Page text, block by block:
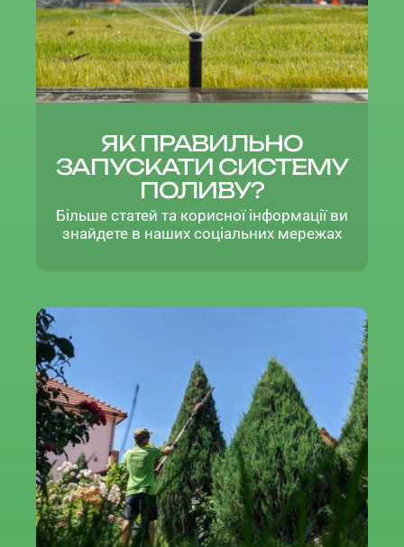
ЯК ПРАВИЛЬНО
ЗАПУСКАТИ СИСТЕМУ
ПОЛИВУ?
Більше статей та корисної інформації ви
знайдете в наших соціальних мережах